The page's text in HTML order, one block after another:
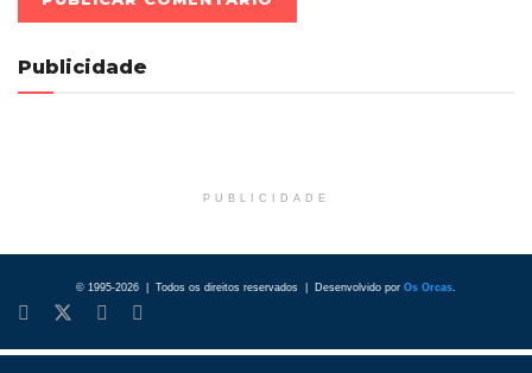
Publicidade
PUBLICIDADE
© 1995-2026 | Todos os direitos reservados | Desenvolvido por Os Orcas